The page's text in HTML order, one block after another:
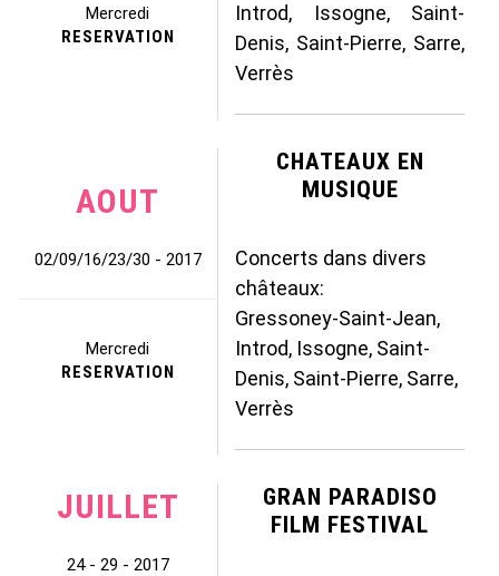
Mercredi
RESERVATION
Introd, Issogne, Saint-
Denis, Saint-Pierre, Sarre,
Verrès
AOUT
02/09/16/23/30 - 2017
Mercredi
RESERVATION
CHATEAUX EN
MUSIQUE
Concerts dans divers
châteaux:
Gressoney-Saint-Jean,
Introd, Issogne, Saint-
Denis, Saint-Pierre, Sarre,
Verrès
JUILLET
24 - 29 - 2017
GRAN PARADISO
FILM FESTIVAL